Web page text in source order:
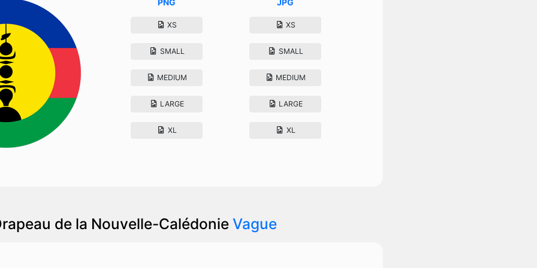
PNG
XS
SMALL
MEDIUM
LARGE
XL
JPG
XS
SMALL
MEDIUM
LARGE
XL
de la Nouvelle-Calédonie Vague